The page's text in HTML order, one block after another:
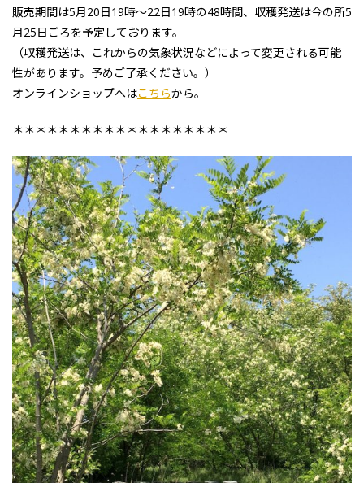
販売期間は5月20日19時〜22日19時の48時間、収穫発送は今の所5
月25日ごろを予定しております。
（収穫発送は、これからの気象状況などによって変更される可能
性があります。予めご了承ください。）
オンラインショップへはこちらから。
＊＊＊＊＊＊＊＊＊＊＊＊＊＊＊＊＊＊＊